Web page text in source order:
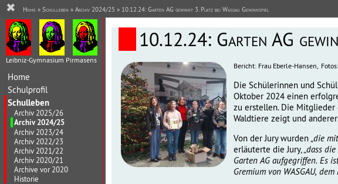
Leibniz-Gymnasium Pirmasens
Home
Schulprofil
Schulleben
Archiv 2025/26
Archiv 2024/25
Archiv 2023/24
Archiv 2022/23
Archiv 2021/22
Archiv 2020/21
Archive vor 2020
Historie
10.12.24: Garten AG
Bericht: Frau Eberle-Hansen,
Die Schülerinnen und
Oktober 2024 einen
zu erstellen. Die Mitglieder
Waldtiere zeigt und
Von der Jury wurden „ die
erläuterte die Jury, „ dass
Garten AG aufgegriffen. Es
Gremium von WASGAU,
✖ Home » Schulleben » Archiv 2024/25 » 10.12.24: Garten AG gewinnt 3. Platz bei Wasgau Gewinnspiel